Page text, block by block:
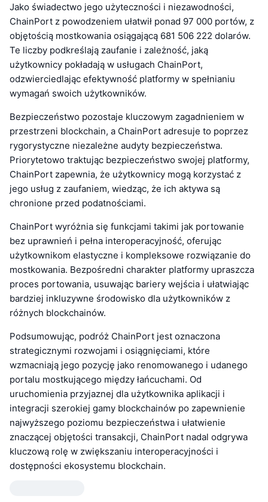
Jako świadectwo jego użyteczności i niezawodności,
ChainPort z powodzeniem ułatwił ponad 97 000 portów, z
objętością mostkowania osiągającą 681 506 222 dolarów.
Te liczby podkreślają zaufanie i zależność, jaką
użytkownicy pokładają w usługach ChainPort,
odzwierciedlając efektywność platformy w spełnianiu
wymagań swoich użytkowników.
Bezpieczeństwo pozostaje kluczowym zagadnieniem w
przestrzeni blockchain, a ChainPort adresuje to poprzez
rygorystyczne niezależne audyty bezpieczeństwa.
Priorytetowo traktując bezpieczeństwo swojej platformy,
ChainPort zapewnia, że użytkownicy mogą korzystać z
jego usług z zaufaniem, wiedząc, że ich aktywa są
chronione przed podatnościami.
ChainPort wyróżnia się funkcjami takimi jak portowanie
bez uprawnień i pełna interoperacyjność, oferując
użytkownikom elastyczne i kompleksowe rozwiązanie do
mostkowania. Bezpośredni charakter platformy upraszcza
proces portowania, usuwając bariery wejścia i ułatwiając
bardziej inkluzywne środowisko dla użytkowników z
różnych blockchainów.
Podsumowując, podróż ChainPort jest oznaczona
strategicznymi rozwojami i osiągnięciami, które
wzmacniają jego pozycję jako renomowanego i udanego
portalu mostkującego między łańcuchami. Od
uruchomienia przyjaznej dla użytkownika aplikacji i
integracji szerokiej gamy blockchainów po zapewnienie
najwyższego poziomu bezpieczeństwa i ułatwienie
znaczącej objętości transakcji, ChainPort nadal odgrywa
kluczową rolę w zwiększaniu interoperacyjności i
dostępności ekosystemu blockchain.